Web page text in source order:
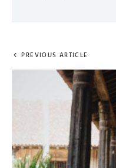
PREVIOUS ARTICLE